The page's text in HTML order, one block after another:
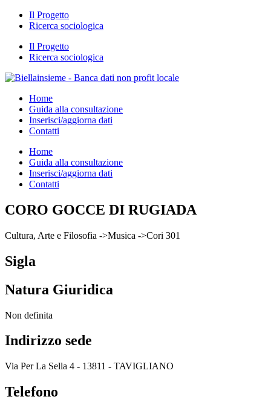
Il Progetto
Ricerca sociologica
Il Progetto
Ricerca sociologica
Home
Guida alla consultazione
Inserisci/aggiorna dati
Contatti
Home
Guida alla consultazione
Inserisci/aggiorna dati
Contatti
CORO GOCCE DI RUGIADA
Cultura, Arte e Filosofia ->Musica ->Cori 301
Sigla
Natura Giuridica
Non definita
Indirizzo sede
Via Per La Sella 4 - 13811 - TAVIGLIANO
Telefono